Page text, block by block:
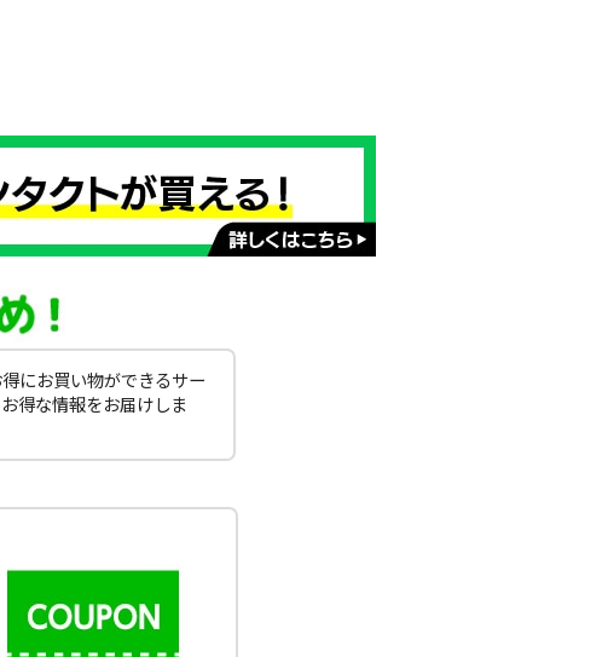
にお買い物ができるサー
得な情報をお届けしま